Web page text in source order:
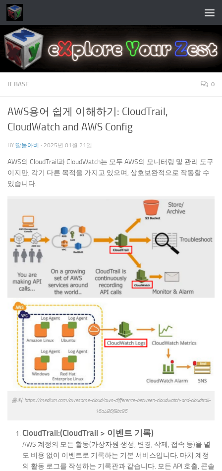
Skip to content
IT BASE 0
AWS용어 쉽게 이해하기: CloudTrail,
CloudWatch and AWS Config
BY 딸둘아비 · 2025년 01월 21일
AWS의 CloudTrail과 CloudWatch는 모두 AWS의 모니터링 및 관리 도구
이지만, 각기 다른 목적을 가지고 있으며, 상호보완적으로 작동할 수
있습니다.
출처: https://medium.com/awesome-cloud/aws-difference-between-cloudwatch-and-cloudtrail-
16a486f8bc95
CloudTrail:(CloudTrail > 이벤트 기록)
AWS 계정의 모든 활동(가상자원 생성, 변경, 삭제, 접속 등)을 별
도 비용 없이 이벤트로 기록하는 기본 서비스입니다. 마치 계정
의 활동 로그를 작성하는 기록관과 같습니다. 모든 API 호출, 콘솔